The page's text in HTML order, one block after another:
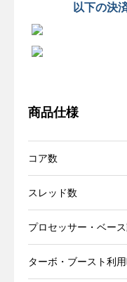
以下の決
商品仕様
コア数
スレッド数
プロセッサー・ベー
ターボ・ブースト利